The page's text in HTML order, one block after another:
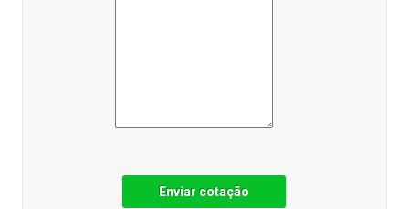
Enviar cotação